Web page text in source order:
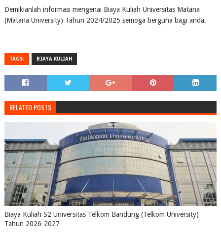
Demikianlah informasi mengenai Biaya Kuliah Universitas Matana
(Matana University) Tahun 2024/2025 semoga berguna bagi anda.
TAGS: BIAYA KULIAH
RELATED POSTS
Biaya Kuliah S2 Universitas Telkom Bandung (Telkom University)
Tahun 2026-2027